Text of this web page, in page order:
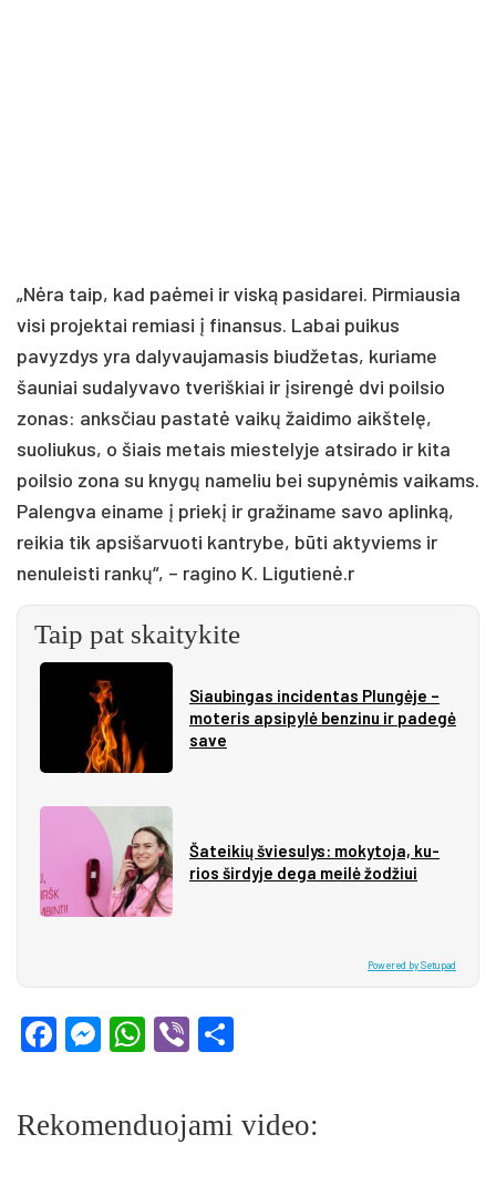
„Nėra taip, kad paėmei ir viską pasidarei. Pirmiausia
visi projektai remiasi į finansus. Labai puikus
pavyzdys yra dalyvaujamasis biudžetas, kuriame
šauniai sudalyvavo tveriškiai ir įsirengė dvi poilsio
zonas: anksčiau pastatė vaikų žaidimo aikštelę,
suoliukus, o šiais metais miestelyje atsirado ir kita
poilsio zona su knygų nameliu bei supynėmis vaikams.
Palengva einame į priekį ir gražiname savo aplinką,
reikia tik apsišarvuoti kantrybe, būti aktyviems ir
nenuleisti rankų“, – ragino K. Ligutienė.r
Taip pat skaitykite
Siau­bin­gas in­ci­den­tas Plun­gė­je –
mo­te­ris ap­si­py­lė ben­zi­nu ir pa­de­gė
sa­ve
Ša­tei­kių švie­su­lys: mo­ky­to­ja, ku­
rios šir­dy­je de­ga mei­lė žo­džiui
Powered by Setupad
Facebook
Messenger
WhatsApp
Viber
Rekomenduojami video: